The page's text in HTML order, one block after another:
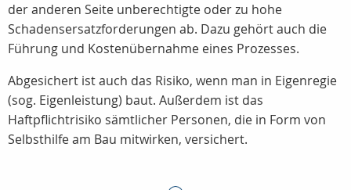
der anderen Seite unberechtigte oder zu hohe
Schadensersatzforderungen ab. Dazu gehört auch die
Führung und Kostenübernahme eines Prozesses.
Abgesichert ist auch das Risiko, wenn man in Eigenregie
(sog. Eigenleistung) baut. Außerdem ist das
Haftpflichtrisiko sämtlicher Personen, die in Form von
Selbsthilfe am Bau mitwirken, versichert.